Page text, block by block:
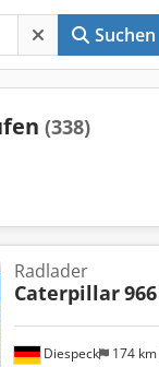
Suchen
(338)
Diespeck 174 km
Radlader
Caterpillar